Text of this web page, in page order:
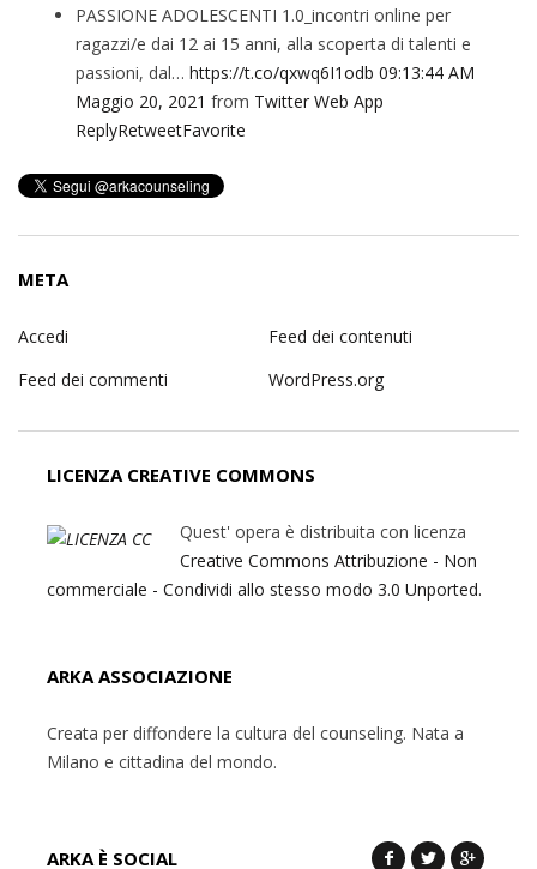
PASSIONE ADOLESCENTI 1.0_incontri online per
ragazzi/e dai 12 ai 15 anni, alla scoperta di talenti e
passioni, dal… https://t.co/qxwq6I1odb 09:13:44 AM
Maggio 20, 2021 from Twitter Web App
ReplyRetweetFavorite
META
Accedi
Feed dei contenuti
Feed dei commenti
WordPress.org
LICENZA CREATIVE COMMONS
Quest' opera è distribuita con licenza
Creative Commons Attribuzione - Non
commerciale - Condividi allo stesso modo 3.0 Unported.
ARKA ASSOCIAZIONE
Creata per diffondere la cultura del counseling. Nata a
Milano e cittadina del mondo.
ARKA È SOCIAL